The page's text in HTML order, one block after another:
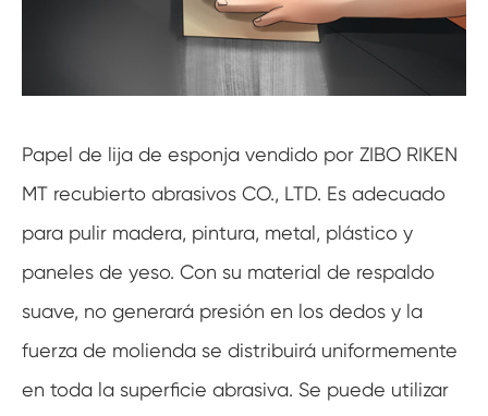
Papel de lija de esponja vendido por ZIBO RIKEN
MT recubierto abrasivos CO., LTD. Es adecuado
para pulir madera, pintura, metal, plástico y
paneles de yeso. Con su material de respaldo
suave, no generará presión en los dedos y la
fuerza de molienda se distribuirá uniformemente
en toda la superficie abrasiva. Se puede utilizar